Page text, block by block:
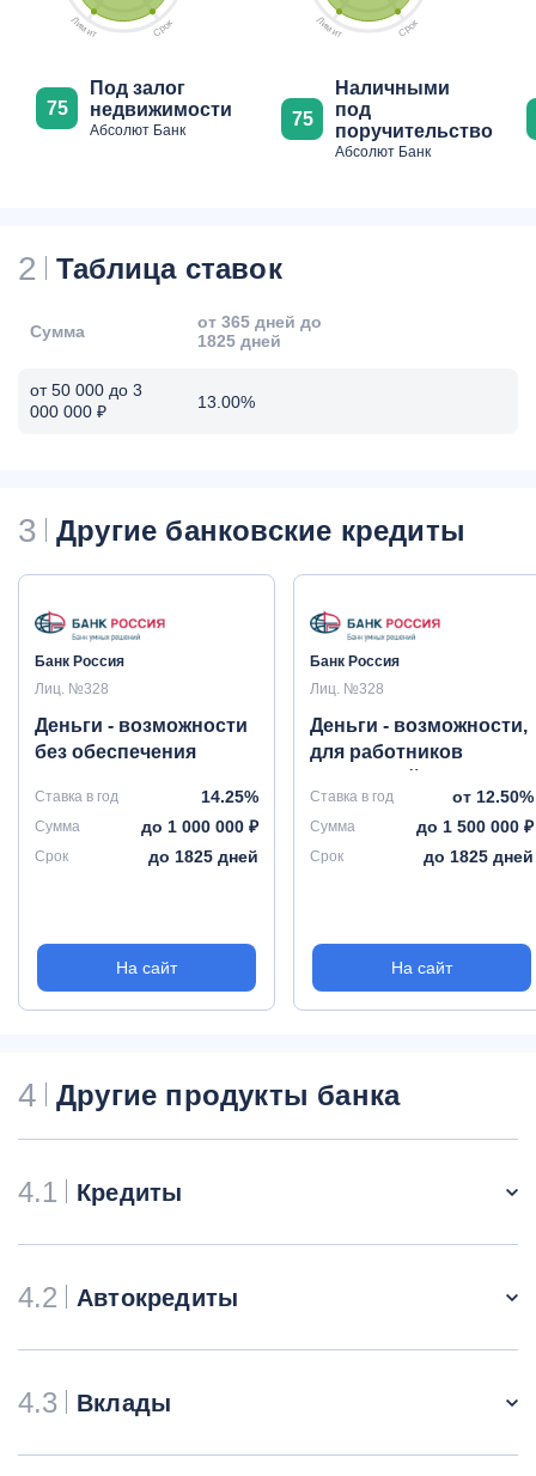
Сро
к
Лимит
75
Под залог
недвижимости
Абсолют Банк
Сро
к
Лимит
75
Наличными
под
поручительство
Абсолют Банк
2 Таблица ставок
Сумма
от 365 дней до
1825 дней
от 50 000 до 3
000 000 ₽
13.00%
3 Другие банковские кредиты
Банк Россия
Лиц. №328
Деньги - возможности
без обеспечения
Ставка в год 14.25%
Сумма до 1 000 000 ₽
Срок до 1825 дней
На сайт
Банк Россия
Лиц. №328
Деньги - возможности,
для работников
обеспечения
Ставка в год от 12.50%
Сумма до 1 500 000 ₽
Срок до 1825 дней
На сайт
4 Другие продукты банка
4.1 Кредиты
4.2 Автокредиты
4.3 Вклады